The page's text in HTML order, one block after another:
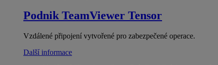
Podnik TeamViewer Tensor
Vzdálené připojení vytvořené pro zabezpečené operace.
Další informace